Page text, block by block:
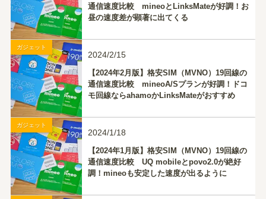
通信速度比較 mineoとLinksMateが好調！お
昼の速度差が顕著に出てくる
ガジェット
2024/2/15
【2024年2月版】格安SIM（MVNO）19回線の
通信速度比較 mineoA/Sプランが好調！ドコ
モ回線ならahamoかLinksMateがおすすめ
ガジェット
2024/1/18
【2024年1月版】格安SIM（MVNO）19回線の
通信速度比較 UQ mobileとpovo2.0が絶好
調！mineoも安定した速度が出るように